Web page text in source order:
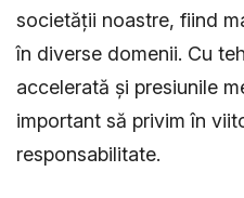
societății noastre, fiind
în diverse domenii. Cu
accelerată și presiunile
important să privim în
responsabilitate.